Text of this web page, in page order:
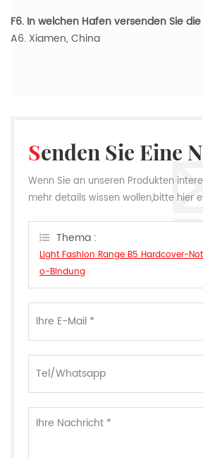
F6. In welchen Hafen versenden Sie
A6. Xiamen, China
Senden Sie Eine
Wenn Sie an unseren Produkten
mehr details wissen wollen,bitte hier
können.Thema :
Light Fashion Range B5 Hardcover-
o-Bindung